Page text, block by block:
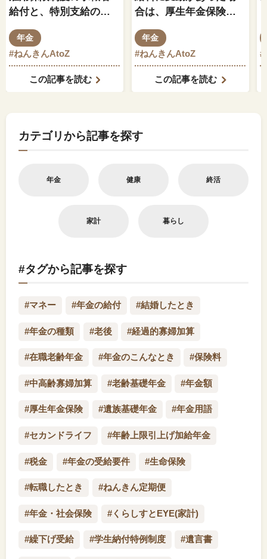
給付と、特別支給の老
齢厚生年金の関係はど
のようになっているの
でしょうか？
年金
#ねんきんAtoZ
この記事を読む
合は、厚生年金保険料
もそれに伴って変動し
ますか？
年金
#ねんきんAtoZ
この記事を読む
#
カテゴリから記事を探す
年金 健康 終活
家計 暮らし
#タグから記事を探す
#マネー #年金の給付 #結婚したとき
#年金の種類 #老後 #経過的寡婦加算
#在職老齢年金 #年金のこんなとき #保険料
#中高齢寡婦加算 #老齢基礎年金 #年金額
#厚生年金保険 #遺族基礎年金 #年金用語
#セカンドライフ #年齢上限引上げ加給年金
#税金 #年金の受給要件 #生命保険
#転職したとき #ねんきん定期便
#年金・社会保険 #くらしすとEYE(家計)
#繰下げ受給 #学生納付特例制度 #遺言書